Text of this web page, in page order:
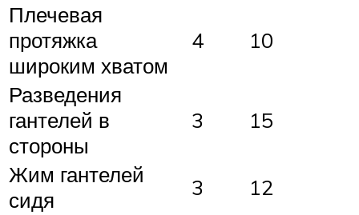
Плечевая
протяжка
широким хватом
4 10
Разведения
гантелей в
стороны
3 15
Жим гантелей
сидя
3
12